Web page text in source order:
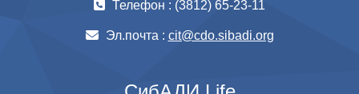
Телефон : (3812) 65-23-11
Эл.почта : cit@cdo.sibadi.org